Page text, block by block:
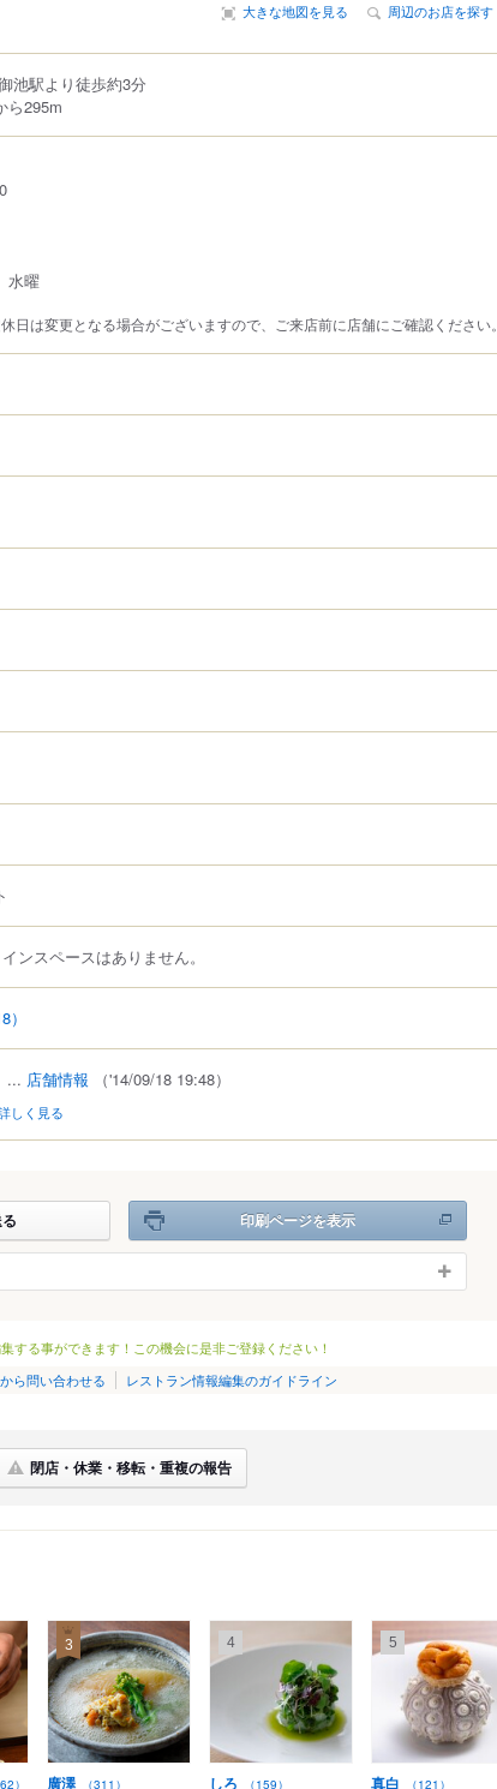
大きな地図を見る 周辺のお店を探す
池駅より徒歩約3分
ら295m
水曜
日は変更となる場合がございますので、ご来店前に店舗にご確認ください。
ンスペースはありません。
）
... 店舗情報 （'14/09/18 19:48）
しく見る
印刷ページを表示
する事ができます！この機会に是非ご登録ください！
ら問い合わせる レストラン情報編集のガイドライン
閉店・休業・移転・重複の報告
）
3
廣澤 （311）
4
しろ （159）
5
真白 （121）